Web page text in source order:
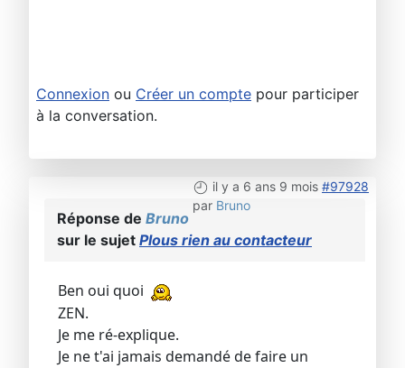
Connexion ou Créer un compte pour participer
à la conversation.
il y a 6 ans 9 mois #97928
par Bruno
Réponse de Bruno
sur le sujet Plous rien au contacteur
Ben oui quoi
ZEN.
Je me ré-explique.
Je ne t'ai jamais demandé de faire un